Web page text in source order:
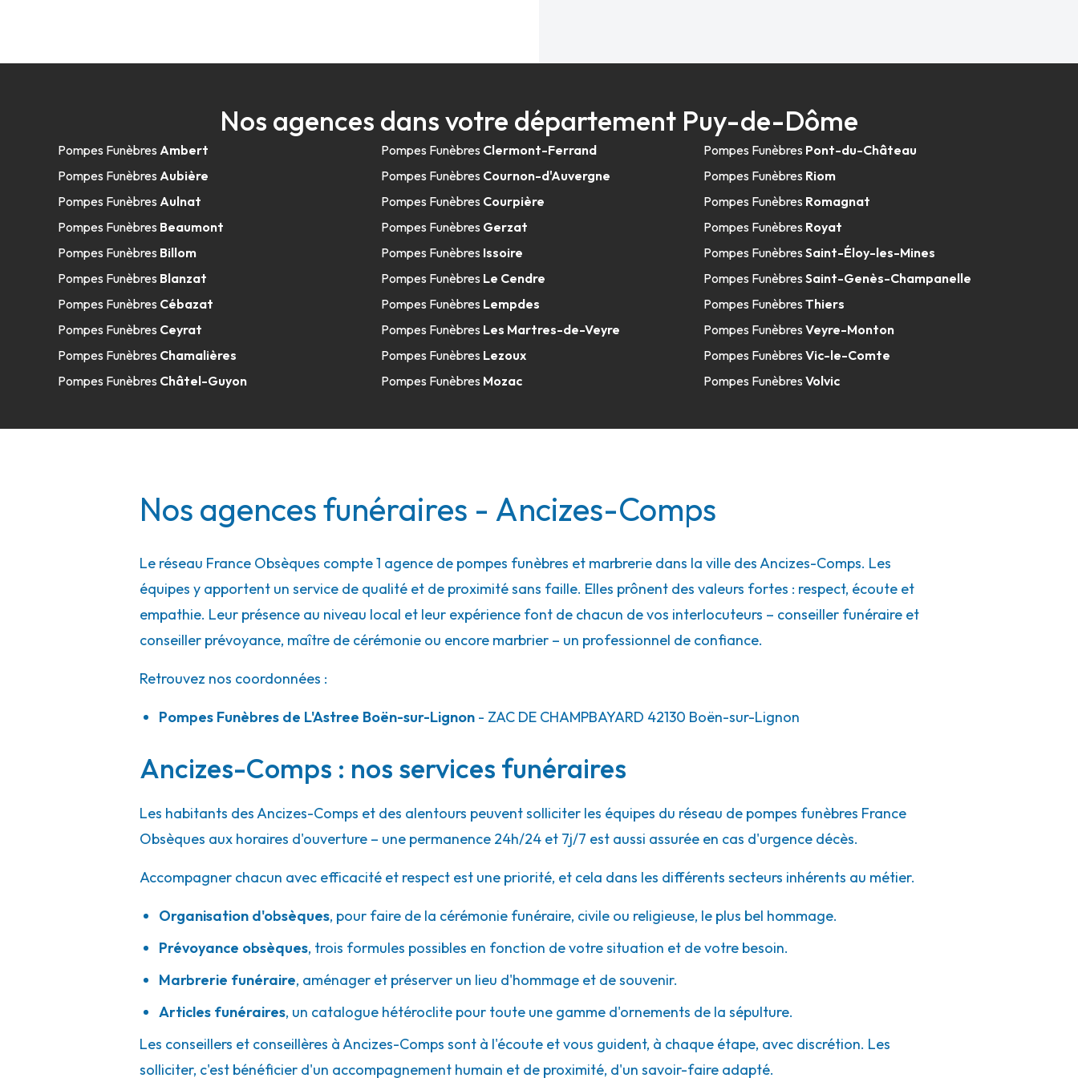
Nos agences dans votre département Puy-de-Dôme
Pompes Funèbres Ambert
Pompes Funèbres Aubière
Pompes Funèbres Aulnat
Pompes Funèbres Beaumont
Pompes Funèbres Billom
Pompes Funèbres Blanzat
Pompes Funèbres Cébazat
Pompes Funèbres Ceyrat
Pompes Funèbres Chamalières
Pompes Funèbres Châtel-Guyon
Pompes Funèbres Clermont-Ferrand
Pompes Funèbres Cournon-d'Auvergne
Pompes Funèbres Courpière
Pompes Funèbres Gerzat
Pompes Funèbres Issoire
Pompes Funèbres Le Cendre
Pompes Funèbres Lempdes
Pompes Funèbres Les Martres-de-Veyre
Pompes Funèbres Lezoux
Pompes Funèbres Mozac
Pompes Funèbres Pont-du-Château
Pompes Funèbres Riom
Pompes Funèbres Romagnat
Pompes Funèbres Royat
Pompes FunèbresSaint-Éloy-les-Mines
Pompes FunèbresSaint-Genès-Champanelle
Pompes FunèbresThiers
Pompes FunèbresVeyre-Monton
Pompes FunèbresVic-le-Comte
Pompes FunèbresVolvic
Nos agences funéraires - Ancizes-Comps
Le réseau France Obsèques compte 1 agence de pompes funèbres et marbrerie dans la ville des Ancizes-Comps. Les
équipes y apportent un service de qualité et de proximité sans faille. Elles prônent des valeurs fortes : respect, écoute et
empathie. Leur présence au niveau local et leur expérience font de chacun de vos interlocuteurs – conseiller funéraire et
conseiller prévoyance, maître de cérémonie ou encore marbrier – un professionnel de confiance.
Retrouvez nos coordonnées :
Pompes Funèbres de L'Astree Boën-sur-Lignon - ZAC DE CHAMPBAYARD 42130 Boën-sur-Lignon
Ancizes-Comps : nos services funéraires
Les habitants des Ancizes-Comps et des alentours peuvent solliciter les équipes du réseau de pompes funèbres France
Obsèques aux horaires d'ouverture – une permanence 24h/24 et 7j/7 est aussi assurée en cas d'urgence décès.
Accompagner chacun avec efficacité et respect est une priorité, et cela dans les différents secteurs inhérents au métier.
Organisation d'obsèques, pour faire de la cérémonie funéraire, civile ou religieuse, le plus bel hommage.
Prévoyance obsèques, trois formules possibles en fonction de votre situation et de votre besoin.
Marbrerie funéraire, aménager et préserver un lieu d'hommage et de souvenir.
Articles funéraires, un catalogue hétéroclite pour toute une gamme d'ornements de la sépulture.
Les conseillers et conseillères à Ancizes-Comps sont à l'écoute et vous guident, à chaque étape, avec discrétion. Les
solliciter, c'est bénéficier d'un accompagnement humain et de proximité, d'un savoir-faire adapté.